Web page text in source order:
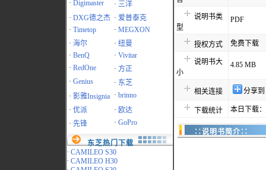
· Digimaster · 三洋
· DXG德之杰 · 爱普泰克
· Timetop · MEGXON
· 海尔 · 纽曼
· BenQ · Vivitar
· RedOne · 方正
· Genius · 东芝
· 影雅Insignia · brinno
· 优派 · 欧达
· 先锋 · GoPro
东芝热门下载
· CAMILEO S30
· CAMILEO H30
说明书类
型
PDF
授权方式 免费下载
说明书大
小
4.85 MB
相关连接 分享
下载统计 本日下载
∷说明书简介∷